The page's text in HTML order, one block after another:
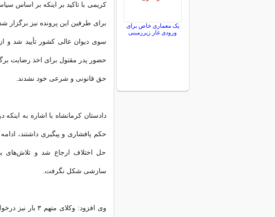
کریمی با تاکید بر اینکه بر اساس
سوی دیوان عالی کشور تأیید شد و
حضور پدر مقتول برای اخذ رضایت
حق قانونی و شرعی خود نشدند.
دادستان کرمانشاه با اشاره به
حل اختلاف ارجاع شد و تلاش‌های
سازشی شکل نگرفت.
وی افزود: وکلای
یک معماری خاص برای
ورودی غار زیرزمینی